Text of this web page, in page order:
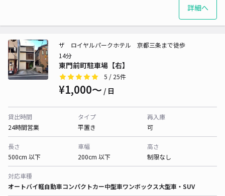
詳細へ
東門前町駐車場【右】
ザ ロイヤルパークホテル 京都三条まで徒歩
14分
5 / 25件
¥1,000〜 / 日
貸出時間
24時間営業
タイプ
平置き
再入庫
可
長さ
500cm 以下
車幅
200cm 以下
高さ
制限なし
対応車種
オートバイ軽自動車コンパクトカー中型車ワンボックス大型車・SUV